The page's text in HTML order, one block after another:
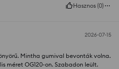
Hasznos (0)
2026-07-15
Mintha gumival bevonták volna.
méret OG120-on. Szabadon leült.